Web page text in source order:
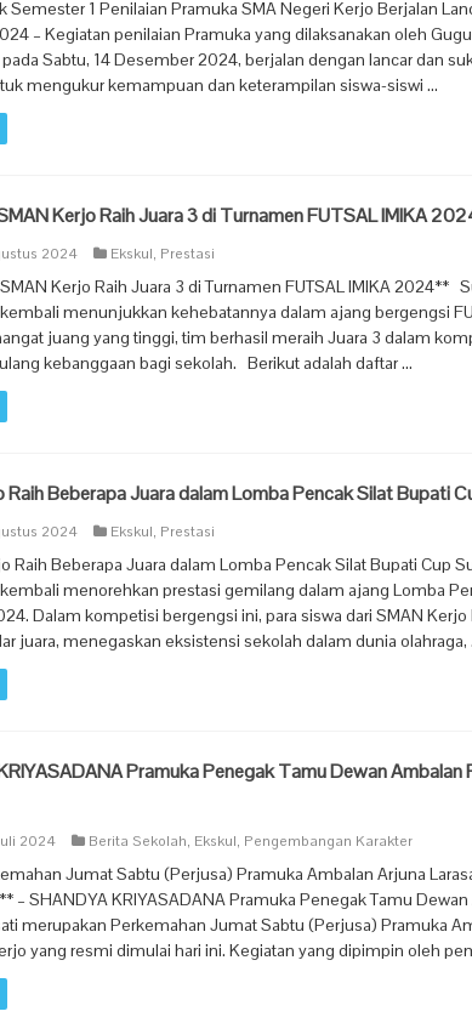
Semester 1 Penilaian Pramuka SMA Negeri Kerjo Berjalan
– Kegiatan penilaian Pramuka yang dilaksanakan oleh
Sabtu, 14 Desember 2024, berjalan dengan lancar dan
mengukur kemampuan dan keterampilan siswa-siswi …
Kerjo Raih Juara 3 di Turnamen FUTSAL IMIKA
2024 Ekskul, Prestasi
Kerjo Raih Juara 3 di Turnamen FUTSAL IMIKA 2024**
menunjukkan kehebatannya dalam ajang bergengsi
juang yang tinggi, tim berhasil meraih Juara 3 dalam
kebanggaan bagi sekolah. Berikut adalah daftar …
Raih Beberapa Juara dalam Lomba Pencak Silat Bupati
2024 Ekskul, Prestasi
Raih Beberapa Juara dalam Lomba Pencak Silat Bupati Cup
menorehkan prestasi gemilang dalam ajang Lomba
Dalam kompetisi bergengsi ini, para siswa dari SMAN
juara, menegaskan eksistensi sekolah dalam dunia olahraga,
Pramuka Penegak Tamu Dewan Ambalan
2024 Berita Sekolah, Ekskul, Pengembangan Karakter
Jumat Sabtu (Perjusa) Pramuka Ambalan Arjuna
– SHANDYA KRIYASADANA Pramuka Penegak Tamu
merupakan Perkemahan Jumat Sabtu (Perjusa) Pramuka
yang resmi dimulai hari ini. Kegiatan yang dipimpin oleh